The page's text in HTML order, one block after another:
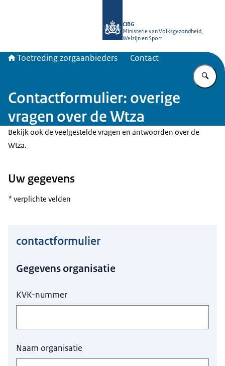
CIBG
Ministerie van Volksgezondheid,
Welzijn en Sport
Toetreding zorgaanbieders Contact
Contactformulier: overige
vragen over de Wtza
Bekijk ook de veelgestelde vragen en antwoorden over de
Wtza.
Uw gegevens
* verplichte velden
contactformulier
Gegevens organisatie
KVK-nummer
Naam organisatie
Hier niets invullen a.u.b.